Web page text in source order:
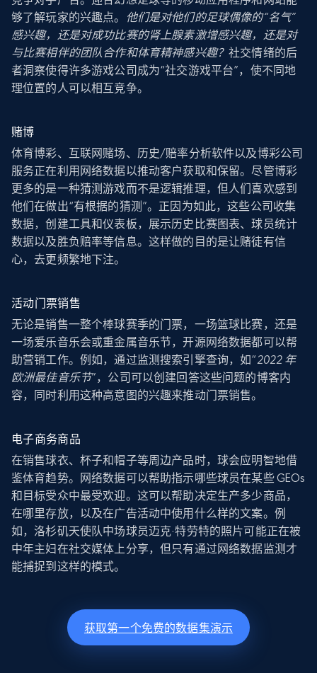
够了解玩家的兴趣点。
他们是对他们的足球偶像的“名气”
感兴趣，还是对成功比赛的肾上腺素激增感兴趣，还是对
与比赛相伴的团队合作和体育精神感兴趣？社交情绪的后
者洞察使得许多游戏公司成为“社交游戏平台”，使不同地
理位置的人可以相互竞争。
赌博
体育博彩、互联网赌场、历史/赔率分析软件以及博彩公司
服务正在利用网络数据以推动客户获取和保留。尽管博彩
更多的是一种猜测游戏而不是逻辑推理，但人们喜欢感到
他们在做出“有根据的猜测”。正因为如此，这些公司收集
数据，创建工具和仪表板，展示历史比赛图表、球员统计
数据以及胜负赔率等信息。这样做的目的是让赌徒有信
心，去更频繁地下注。
活动门票销售
无论是销售一整个棒球赛季的门票，一场篮球比赛，还是
一场爱乐音乐会或重金属音乐节，开源网络数据都可以帮
助营销工作。例如，通过监测搜索引擎查询，如“2022 年
欧洲最佳音乐节”，公司可以创建回答这些问题的博客内
容，同时利用这种高意图的兴趣来推动门票销售。
电子商务商品
在销售球衣、杯子和帽子等周边产品时，球会应明智地借
鉴体育趋势。网络数据可以帮助指示哪些球员在某些 GEOs
和目标受众中最受欢迎。这可以帮助决定生产多少商品，
在哪里存放，以及在广告活动中使用什么样的文案。例
如，洛杉矶天使队中场球员迈克·特劳特的照片可能正在被
中年主妇在社交媒体上分享，但只有通过网络数据监测才
能捕捉到这样的模式。
获取第一个免费的数据集演示